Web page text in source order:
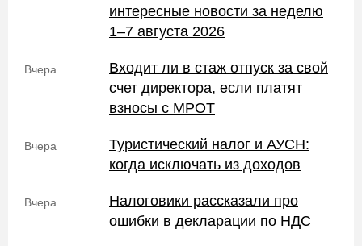
интересные новости за неделю
1–7 августа 2026
Вчера
Входит ли в стаж отпуск за свой
счет директора, если платят
взносы с МРОТ
Вчера
Туристический налог и АУСН:
когда исключать из доходов
Вчера
Налоговики рассказали про
ошибки в декларации по НДС